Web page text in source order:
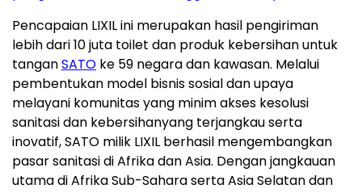
Pencapaian LIXIL ini merupakan hasil pengiriman
lebih dari 10 juta toilet dan produk kebersihan untuk
tanganSATO ke 59 negara dan kawasan. Melalui
pembentukan model bisnis sosial dan upaya
melayani komunitas yang minim akses kesolusi
sanitasi dan kebersihanyang terjangkau serta
inovatif, SATO milik LIXIL berhasil mengembangkan
pasar sanitasi di Afrika dan Asia. Dengan jangkauan
utama di Afrika Sub-Sahara serta Asia Selatan dan